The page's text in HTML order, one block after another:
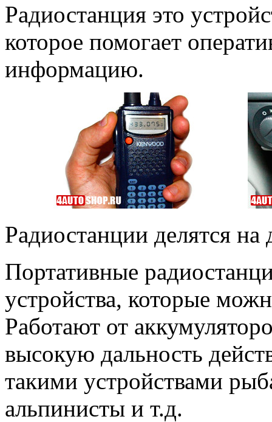
Радиостанция это
которое помогает
информацию.
Радиостанции делятся на
Портативные
устройства, которые
Работают от
высокую дальность
такими устройствами
альпинисты и т.д.